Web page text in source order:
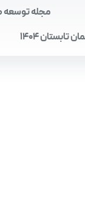
مجله توسعه
1404